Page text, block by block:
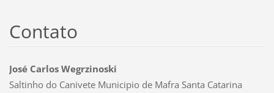
Contato
José Carlos Wegrzinoski
Saltinho do Canivete Municipio de Mafra Santa Catarina